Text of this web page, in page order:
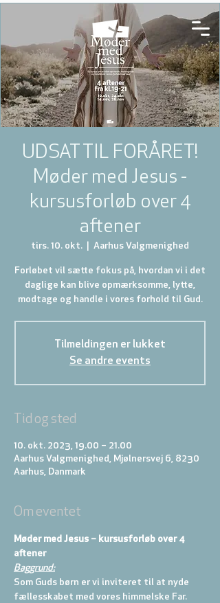
UDSAT TIL FORÅRET!
Møder med Jesus -
kursusforløb over 4
aftener
tirs. 10. okt. Aarhus Valgmenighed
Forløbet vil sætte fokus på, hvordan vi i det
daglige kan blive opmærksomme, lytte,
modtage og handle i vores forhold til Gud.
Tilmeldingen er lukket
Se andre events
Tid og sted
10. okt. 2023, 19.00 – 21.00
Aarhus Valgmenighed, Mjølnersvej 6, 8230
Aarhus, Danmark
Om eventet
Møder med Jesus – kursusforløb over 4
aftener
Baggrund:
Som Guds børn er vi inviteret til at nyde
fællesskabet med vores himmelske Far.